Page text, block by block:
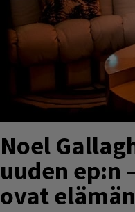
Noel
uuden ep:n
ovat